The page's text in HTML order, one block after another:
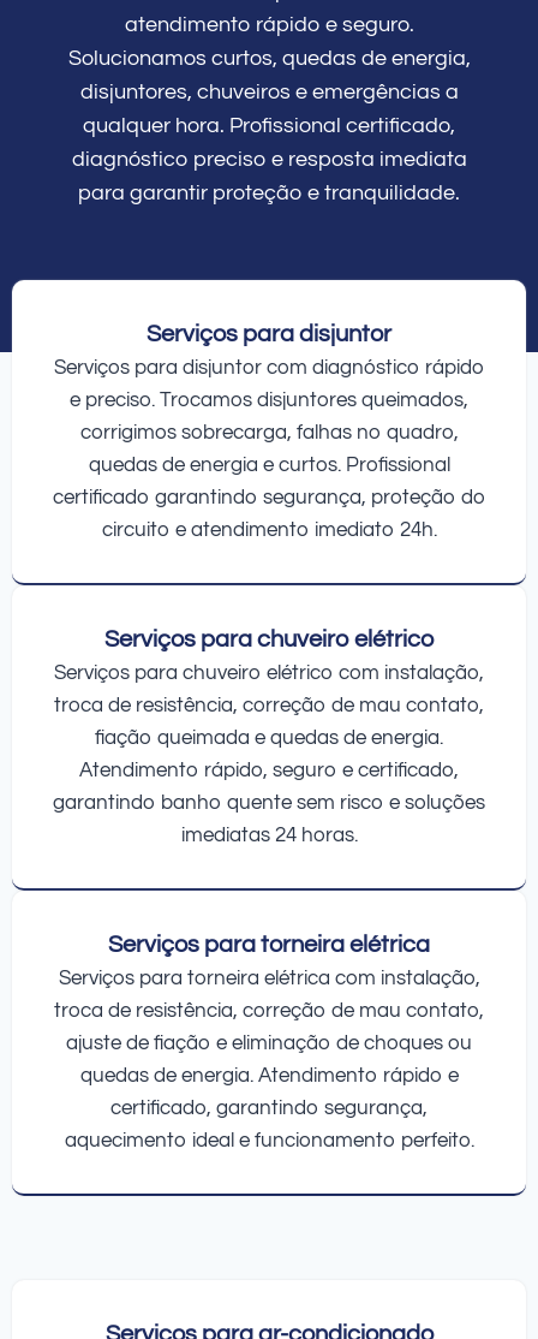
atendimento rápido e seguro.
Solucionamos curtos, quedas de energia,
disjuntores, chuveiros e emergências a
qualquer hora. Profissional certificado,
diagnóstico preciso e resposta imediata
para garantir proteção e tranquilidade.
Serviços para disjuntor
Serviços para disjuntor com diagnóstico rápido
e preciso. Trocamos disjuntores queimados,
corrigimos sobrecarga, falhas no quadro,
quedas de energia e curtos. Profissional
certificado garantindo segurança, proteção do
circuito e atendimento imediato 24h.
Serviços para chuveiro elétrico
Serviços para chuveiro elétrico com instalação,
troca de resistência, correção de mau contato,
fiação queimada e quedas de energia.
Atendimento rápido, seguro e certificado,
garantindo banho quente sem risco e soluções
imediatas 24 horas.
Serviços para torneira elétrica
Serviços para torneira elétrica com instalação,
troca de resistência, correção de mau contato,
ajuste de fiação e eliminação de choques ou
quedas de energia. Atendimento rápido e
certificado, garantindo segurança,
aquecimento ideal e funcionamento perfeito.
Serviços para ar-condicionado